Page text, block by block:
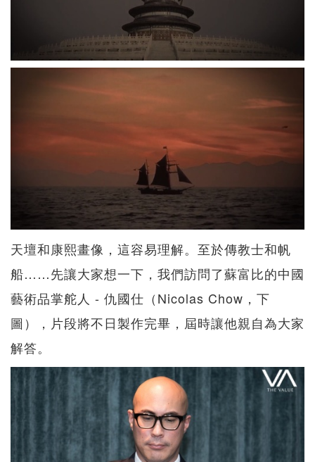
天壇和康熙畫像，這容易理解。至於傳教士和帆
船……先讓大家想一下，我們訪問了蘇富比的中國
藝術品掌舵人 - 仇國仕（Nicolas Chow，下
圖），片段將不日製作完畢，屆時讓他親自為大家
解答。